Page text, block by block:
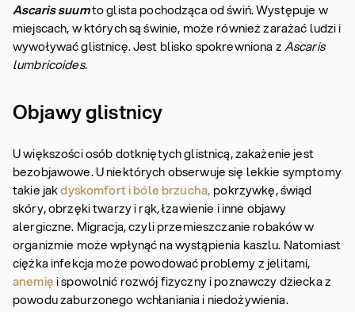
Ascaris suumto glista pochodząca od świń. Występuje w
miejscach, w których są świnie, może również zarażać ludzi i
wywoływać glistnicę. Jest blisko spokrewniona zAscaris
lumbricoides.
Objawy glistnicy
U większości osób dotkniętych glistnicą, zakażenie jest
bezobjawowe. U niektórych obserwuje się lekkie symptomy
takie jakdyskomfort i bóle brzucha, pokrzywkę, świąd
skóry, obrzęki twarzy i rąk, łzawienie i inne objawy
alergiczne. Migracja, czyli przemieszczanie robaków w
organizmie może wpłynąć na wystąpienia kaszlu. Natomiast
ciężka infekcja może powodować problemy z jelitami,
anemięi spowolnić rozwój fizyczny i poznawczy dziecka z
powodu zaburzonego wchłaniania i niedożywienia.